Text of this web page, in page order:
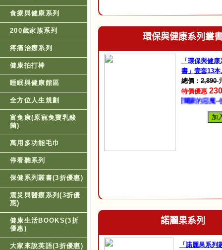
食療與健康系列
200歲家族系列
疼痛治療系列
健康拍打棒
睡眠與健康館區
全方位人生規劃
富兔康(原寵兔寶乳酸
菌)
萬用多功能毛巾
停看聽系列
保健系列叢書(3折優惠)
震災與醫療系列(3折優
惠)
健康生活BOOKS(3折
優惠)
大家來說英語(3折優惠)
環保與健康系列叢
「環保與健
書」壹套13本
總價： 2,890
特價優惠
名叫環境荷爾蒙的惡魔--使人
加
諾麗果系列
「諾麗果系列